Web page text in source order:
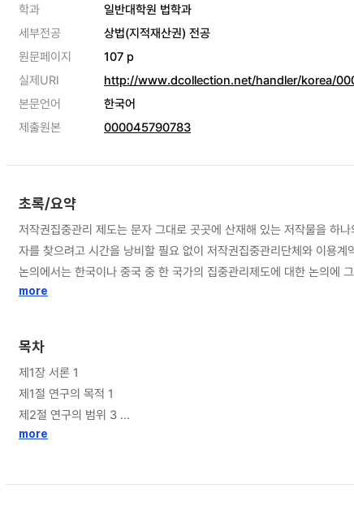
학과
일반대학원 법학과
세부전공
상법(지적재산권) 전공
원문페이지
107 p
실제URI
http://www.dcollection.net/handler/korea/
본문언어
한국어
제출원본
000045790783
초록/요약
저작권집중관리 제도는 문자 그대로 곳곳에 산재해 있는 저작물을 하
자를 찾으려고 시간을 낭비할 필요 없이 저작권집중관리단체와 이용
논의에서는 한국이나 중국 중 한 국가의 집중관리제도에 대한 논의에
개선방향 및 서로 참고할 만한 제도에 대하여도 조명해 보는 의미가 있다.
more
목차
제1장 서론 1
제1절 연구의 목적 1
제2절 연구의 범위 3
more